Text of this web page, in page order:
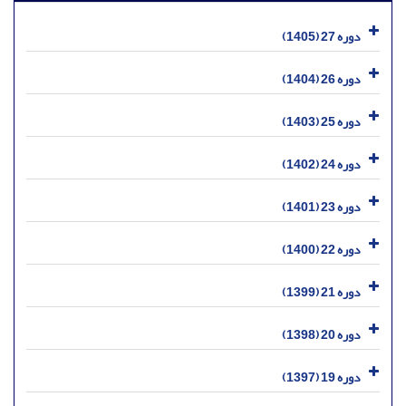
دوره 27 (1405)
دوره 26 (1404)
دوره 25 (1403)
دوره 24 (1402)
دوره 23 (1401)
دوره 22 (1400)
دوره 21 (1399)
دوره 20 (1398)
دوره 19 (1397)